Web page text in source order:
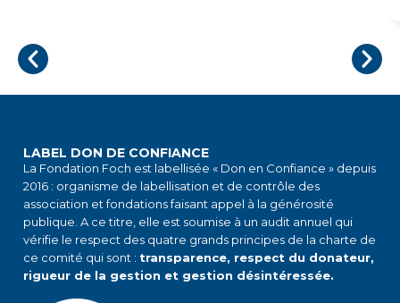
LABEL DON DE CONFIANCE
La Fondation Foch est labellisée « Don en Confiance » depuis
2016 : organisme de labellisation et de contrôle des
association et fondations faisant appel à la générosité
publique. A ce titre, elle est soumise à un audit annuel qui
vérifie le respect des quatre grands principes de la charte de
ce comité qui sont : transparence, respect du donateur,
rigueur de la gestion et gestion désintéressée.